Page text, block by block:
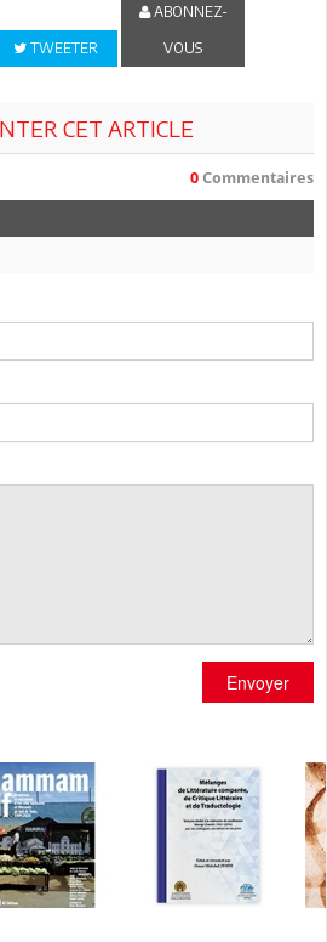
TWEETER
ABONNEZ-
VOUS
CET ARTICLE
0 Commentaires
Envoyer